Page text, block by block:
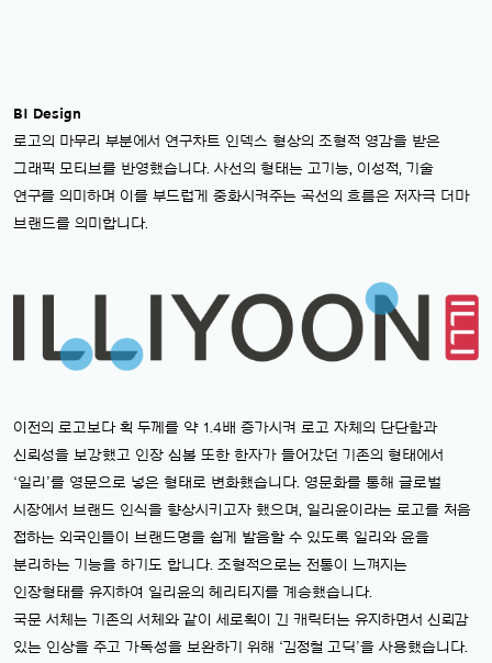
BI Design
로고의 마무리 부분에서 연구차트 인덱스 형상의 조형적 영감을 받은
그래픽 모티브를 반영했습니다. 사선의 형태는 고기능, 이성적, 기술
연구를 의미하며 이를 부드럽게 중화시켜주는 곡선의 흐름은 저자극 더마
브랜드를 의미합니다.
이전의 로고보다 획 두께를 약 1.4배 증가시켜 로고 자체의 단단함과
신뢰성을 보강했고 인장 심볼 또한 한자가 들어갔던 기존의 형태에서
‘일리’를 영문으로 넣은 형태로 변화했습니다. 영문화를 통해 글로벌
시장에서 브랜드 인식을 향상시키고자 했으며, 일리윤이라는 로고를 처음
접하는 외국인들이 브랜드명을 쉽게 발음할 수 있도록 일리와 윤을
분리하는 기능을 하기도 합니다. 조형적으로는 전통이 느껴지는
인장형태를 유지하여 일리윤의 헤리티지를 계승했습니다.
국문 서체는 기존의 서체와 같이 세로획이 긴 캐릭터는 유지하면서 신뢰감
있는 인상을 주고 가독성을 보완하기 위해 ‘김정철 고딕’을 사용했습니다.